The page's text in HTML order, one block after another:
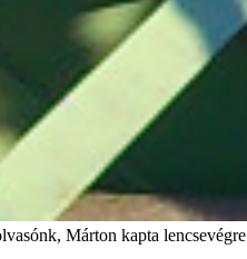
Márton kapta lencsevégre